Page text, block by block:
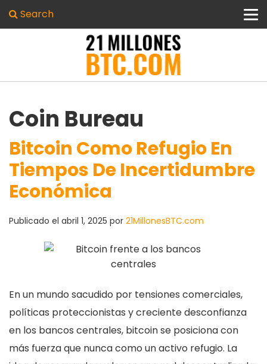
Search
Coin Bureau
Bitcoin Como Refugio En
Tiempos De Incertidumbre
Económica
Publicado el abril 1, 2025 por 21MillonesBTC.com
En un mundo sacudido por tensiones comerciales,
políticas proteccionistas y creciente desconfianza
en los bancos centrales, bitcoin se posiciona con
más fuerza que nunca como un activo refugio. La